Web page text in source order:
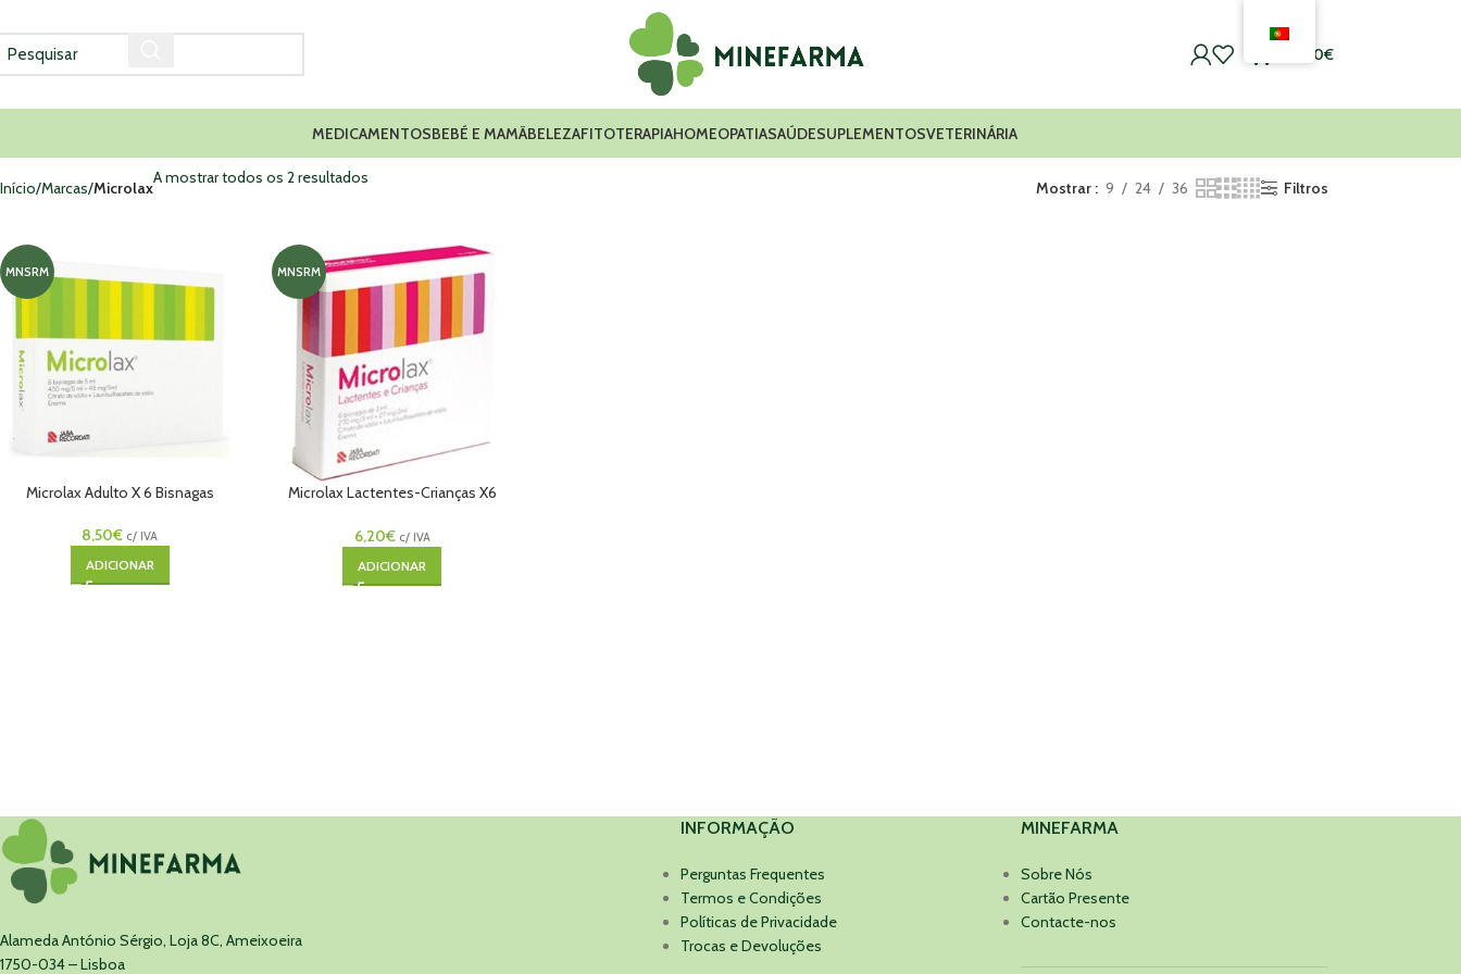
0,00€
MEDICAMENTOSBEBÉ E MAMÃBELEZAFITOTERAPIAHOMEOPATIASAÚDESUPLEMENTOSVETERINÁRIA
Início Marcas Microlax
A mostrar todos os 2 resultados
Mostrar 9 24 36 Filtros
MNSRM
Microlax Adulto X 6 Bisnagas
8,50€ c/ IVA
ADICIONAR
MNSRM
Microlax Lactentes-Crianças X6
6,20€ c/ IVA
ADICIONAR
Alameda António Sérgio, Loja 8C, Ameixoeira
1750-034 – Lisboa
INFORMAÇÃO
Perguntas Frequentes
Termos e Condições
Políticas de Privacidade
Trocas e Devoluções
MINEFARMA
Sobre Nós
Cartão Presente
Contacte-nos